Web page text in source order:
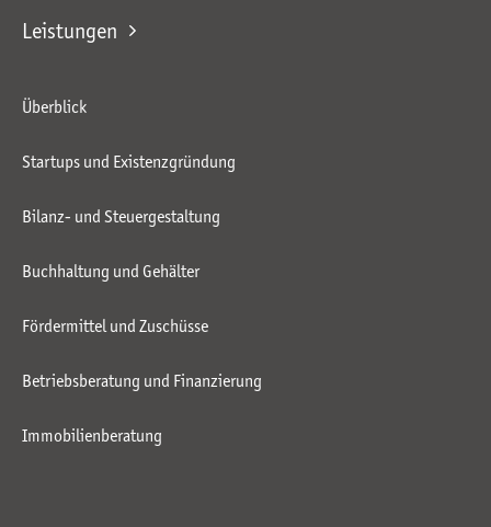
Leistungen
Überblick
Startups und Existenzgründung
Bilanz- und Steuergestaltung
Buchhaltung und Gehälter
Fördermittel und Zuschüsse
Betriebsberatung und Finanzierung
Immobilienberatung